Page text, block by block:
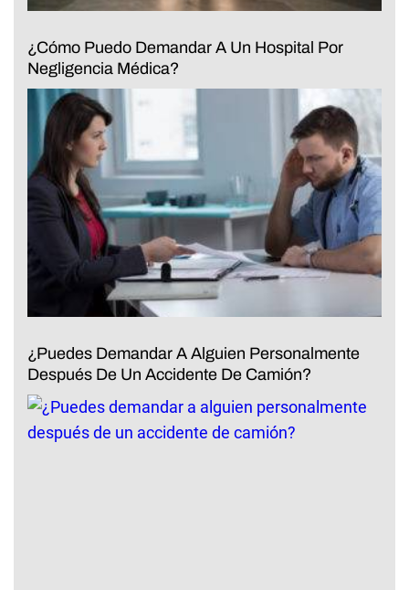
¿Cómo Puedo Demandar A Un Hospital Por
Negligencia Médica?
¿Puedes Demandar A Alguien Personalmente
Después De Un Accidente De Camión?